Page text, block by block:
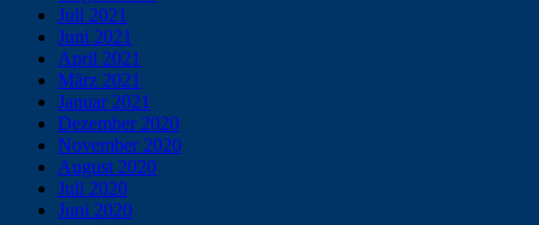
Juli 2021
Juni 2021
April 2021
März 2021
Januar 2021
Dezember 2020
November 2020
August 2020
Juli 2020
Juni 2020